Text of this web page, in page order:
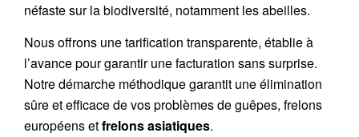
néfaste sur la biodiversité, notamment les abeilles.
Nous offrons unetarification transparente, établie à
l’avance pour garantir une facturation sans surprise.
Notre démarche méthodique garantit une élimination
sûre et efficace de vos problèmes de guêpes, frelons
européens etfrelons asiatiques.